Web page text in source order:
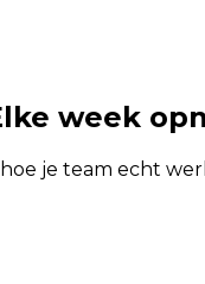
week
je team echt